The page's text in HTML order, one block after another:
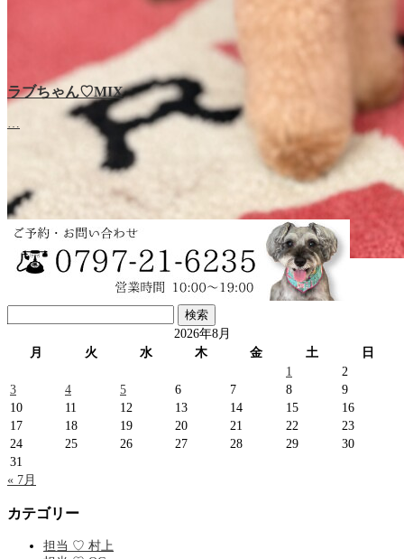
ラブちゃん♡プードル
直次郎ちゃん♡プードル
ラブちゃん♡MIX
索:
2026年8月
月
火 水 木 金 土
日
1
2
3
4 5 6 7 8
9
10
11 12 13 14 15
16
17
18 19 20 21 22
23
24
25 26 27 28 29
30
31
« 7月
カテゴリー
担当 ♡ 村上